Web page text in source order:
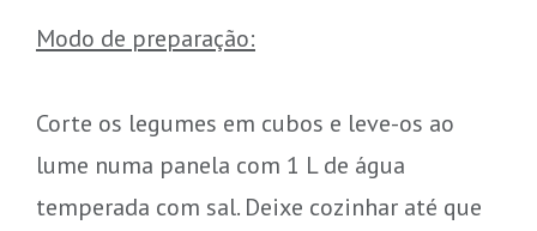
Modo de preparação:
Corte os legumes em cubos e leve-os ao
lume numa panela com 1 L de água
temperada com sal. Deixe cozinhar até que